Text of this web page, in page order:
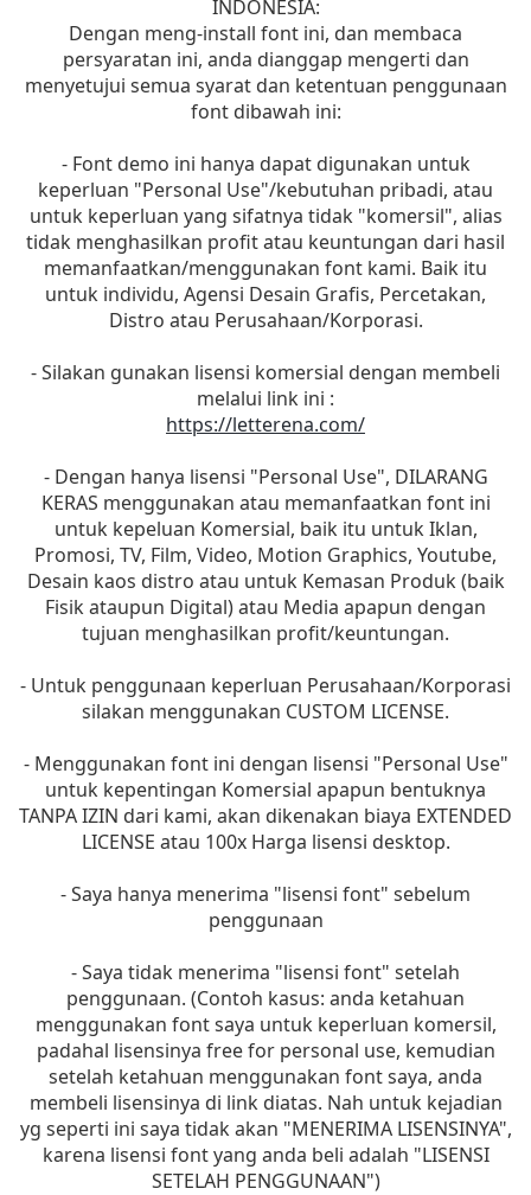
INDONESIA:
Dengan meng-install font ini, dan membaca
persyaratan ini, anda dianggap mengerti dan
menyetujui semua syarat dan ketentuan penggunaan
font dibawah ini:
- Font demo ini hanya dapat digunakan untuk
keperluan "Personal Use"/kebutuhan pribadi, atau
untuk keperluan yang sifatnya tidak "komersil", alias
tidak menghasilkan profit atau keuntungan dari hasil
memanfaatkan/menggunakan font kami. Baik itu
untuk individu, Agensi Desain Grafis, Percetakan,
Distro atau Perusahaan/Korporasi.
- Silakan gunakan lisensi komersial dengan membeli
melalui link ini :
https://letterena.com/
- Dengan hanya lisensi "Personal Use", DILARANG
KERAS menggunakan atau memanfaatkan font ini
untuk kepeluan Komersial, baik itu untuk Iklan,
Promosi, TV, Film, Video, Motion Graphics, Youtube,
Desain kaos distro atau untuk Kemasan Produk (baik
Fisik ataupun Digital) atau Media apapun dengan
tujuan menghasilkan profit/keuntungan.
- Untuk penggunaan keperluan Perusahaan/Korporasi
silakan menggunakan CUSTOM LICENSE.
- Menggunakan font ini dengan lisensi "Personal Use"
untuk kepentingan Komersial apapun bentuknya
TANPA IZIN dari kami, akan dikenakan biaya EXTENDED
LICENSE atau 100x Harga lisensi desktop.
- Saya hanya menerima "lisensi font" sebelum
penggunaan
- Saya tidak menerima "lisensi font" setelah
penggunaan. (Contoh kasus: anda ketahuan
menggunakan font saya untuk keperluan komersil,
padahal lisensinya free for personal use, kemudian
setelah ketahuan menggunakan font saya, anda
membeli lisensinya di link diatas. Nah untuk kejadian
yg seperti ini saya tidak akan "MENERIMA LISENSINYA",
karena lisensi font yang anda beli adalah "LISENSI
SETELAH PENGGUNAAN")